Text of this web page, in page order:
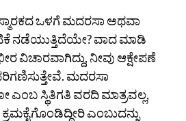
ಒಳಗೆ ಮದರಸಾ ಅಥವಾ
ನಡೆಯುತ್ತಿದೆಯೇ? ವಾದ ಮಾಡಿ
ವಿಚಾರವಾಗಿದ್ದು, ನೀವು ಆಕ್ಷೇಪಣೆ
ಮದರಸಾ
ಸ್ಥಿತಿಗತಿ ವರದಿ ಮಾತ್ರವಲ್ಲ,
ಎಂಬುದನ್ನು